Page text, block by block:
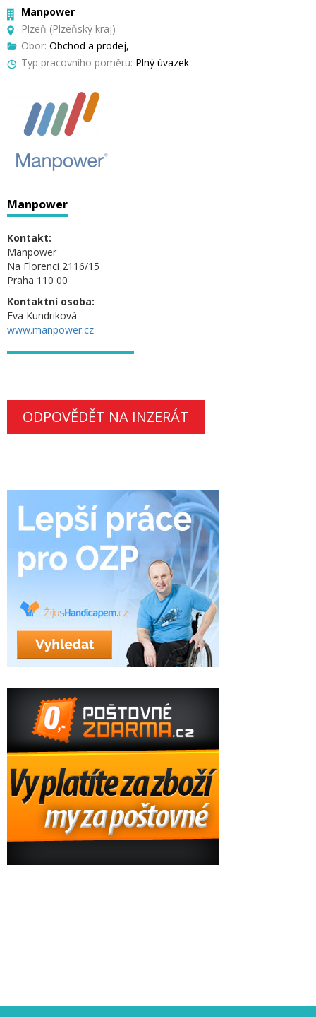
Manpower
Plzeň (Plzeňský kraj)
Obor: Obchod a prodej,
Typ pracovního poměru: Plný úvazek
Manpower
Kontakt:
Manpower
Na Florenci 2116/15
Praha 110 00
Kontaktní osoba:
Eva Kundriková
www.manpower.cz
ODPOVĚDĚT NA INZERÁT